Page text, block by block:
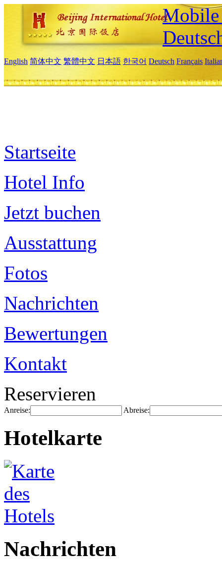
Mobile
English 简体中文 繁體中文 日本語 한국어 Deutsch Français
Startseite
Hotel Info
Jetzt buchen
Ausstattung
Fotos
Nachrichten
Bewertungen
Kontakt
Reservieren
Anreise: Abreise:
Hotelkarte
Nachrichten